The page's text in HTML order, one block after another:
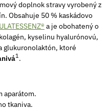
doplnok stravy vyrobený z
Obsahuje 50 % kaskádovo
a je obohatený o
kyselinu hyalurónovú,
glukuronolaktón, ktoré
1.
aparátom.
tkaniva.